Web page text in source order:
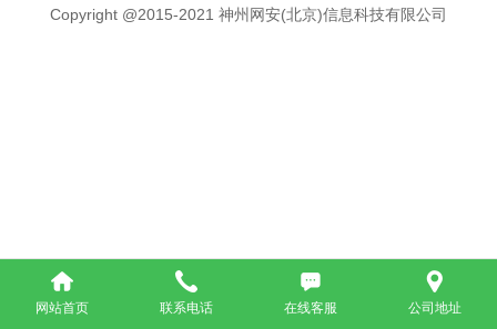
网站首页 联系电话 在线客服 公司地址
Copyright @2015-2021 神州网安(北京)信息科技有限公司